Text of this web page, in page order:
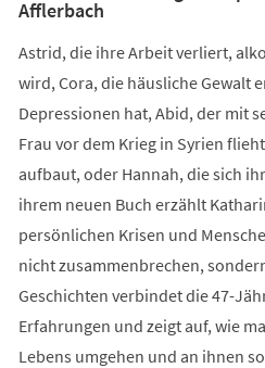
Afflerbach
Astrid, die ihre Arbeit verliert,
wird, Cora, die häusliche Gewalt
Depressionen hat, Abid, der mit
Frau vor dem Krieg in Syrien
aufbaut, oder Hannah, die sich
ihrem neuen Buch erzählt
persönlichen Krisen und
nicht zusammenbrechen,
Geschichten verbindet die 47-
Erfahrungen und zeigt auf, wie
Lebens umgehen und an ihnen